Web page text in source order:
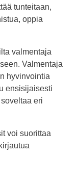
tunteitaan,
oppia
valmentaja
Valmentaja
hyvinvointia
ensisijaisesti
eri
voi suorittaa